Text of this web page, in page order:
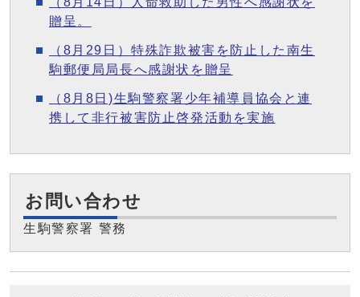
贈呈。
（8月29日）特殊詐欺被害を防止した南生
駒郵便局局長へ感謝状を贈呈
（8月8日)生駒警察署少年補導員協会と連
携して非行被害防止啓発活動を実施
お問い合わせ
生駒警察署 警務